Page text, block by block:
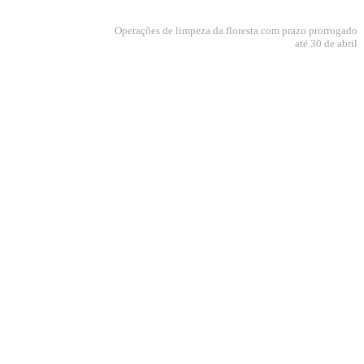
Operações de limpeza da floresta com prazo prorrogado
até 30 de abril